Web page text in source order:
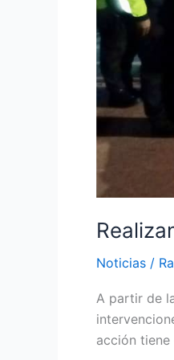
Noticias /
A partir de
acción